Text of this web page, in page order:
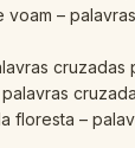
–
cruzadas
floresta –